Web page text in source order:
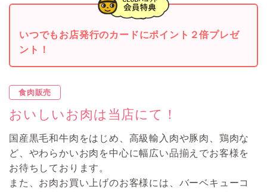
いつでもお店発行のカードにポイント２倍プレゼ
ント！
食肉販売
おいしいお肉は当店にて！
国産黒毛和牛肉をはじめ、高級輸入肉や豚肉、鶏肉な
ど、やわらかいお肉を中心に幅広い品揃えでお客様を
お待ちしております。
また、お肉お買い上げのお客様には、バーベキューコ